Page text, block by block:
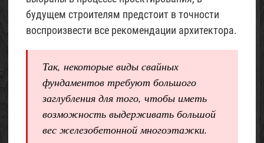
будущем строителям предстоит в точности
воспроизвести все рекомендации архитектора.
Так, некоторые виды свайных
фундаментов требуют большого
заглубления для того, чтобы иметь
возможность выдерживать большой
вес железобетонной многоэтажки.